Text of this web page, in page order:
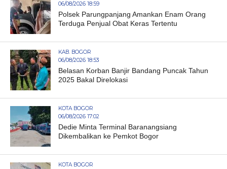
06/08/2026 18:59
Polsek Parungpanjang Amankan Enam Orang
Terduga Penjual Obat Keras Tertentu
KAB. BOGOR
06/08/2026 18:53
Belasan Korban Banjir Bandang Puncak Tahun
2025 Bakal Direlokasi
KOTA BOGOR
06/08/2026 17:02
Dedie Minta Terminal Baranangsiang
Dikembalikan ke Pemkot Bogor
KOTA BOGOR